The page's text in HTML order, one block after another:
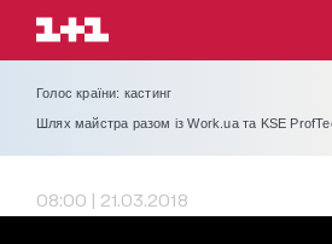
Голос країни: кастинг
Шлях майстра разом із Work.ua та KSE
08:00 | 21.03.2018